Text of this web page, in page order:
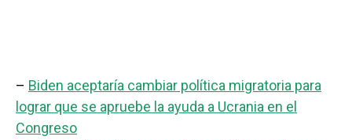
– Biden aceptaría cambiar política migratoria para
lograr que se apruebe la ayuda a Ucrania en el
Congreso